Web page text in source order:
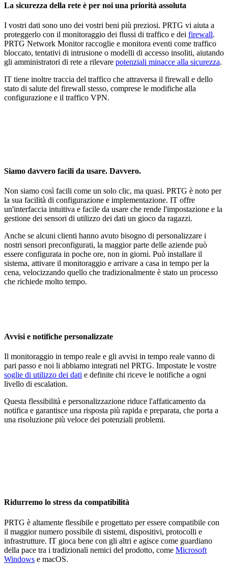
La sicurezza della rete è per noi una priorità assoluta
I vostri dati sono uno dei vostri beni più preziosi. PRTG vi aiuta a
proteggerlo con il monitoraggio dei flussi di traffico e dei firewall.
PRTG Network Monitor raccoglie e monitora eventi come traffico
bloccato, tentativi di intrusione o modelli di accesso insoliti, aiutando
gli amministratori di rete a rilevare potenziali minacce alla sicurezza.
IT tiene inoltre traccia del traffico che attraversa il firewall e dello
stato di salute del firewall stesso, comprese le modifiche alla
configurazione e il traffico VPN.
Siamo davvero facili da usare. Davvero.
Non siamo così facili come un solo clic, ma quasi. PRTG è noto per
la sua facilità di configurazione e implementazione. IT offre
un'interfaccia intuitiva e facile da usare che rende l'impostazione e la
gestione dei sensori di utilizzo dei dati un gioco da ragazzi.
Anche se alcuni clienti hanno avuto bisogno di personalizzare i
nostri sensori preconfigurati, la maggior parte delle aziende può
essere configurata in poche ore, non in giorni. Può installare il
sistema, attivare il monitoraggio e arrivare a casa in tempo per la
cena, velocizzando quello che tradizionalmente è stato un processo
che richiede molto tempo.
Avvisi e notifiche personalizzate
Il monitoraggio in tempo reale e gli avvisi in tempo reale vanno di
pari passo e noi li abbiamo integrati nel PRTG. Impostate le vostre
soglie di utilizzo dei dati e definite chi riceve le notifiche a ogni
livello di escalation.
Questa flessibilità e personalizzazione riduce l'affaticamento da
notifica e garantisce una risposta più rapida e preparata, che porta a
una risoluzione più veloce dei potenziali problemi.
Ridurremo lo stress da compatibilità
PRTG è altamente flessibile e progettato per essere compatibile con
il maggior numero possibile di sistemi, dispositivi, protocolli e
infrastrutture. IT gioca bene con gli altri e agisce come guardiano
della pace tra i tradizionali nemici del prodotto, come Microsoft
Windows e macOS.